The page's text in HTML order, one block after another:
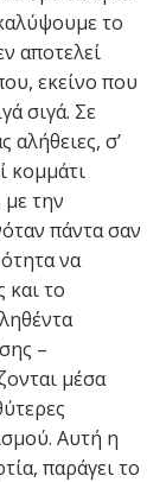
το
αποτελεί
εκείνο που
σιγά. Σε
αλήθειες, σ’
κομμάτι
την
πάντα σαν
να
και το
–
μέσα
Αυτή η
παράγει το